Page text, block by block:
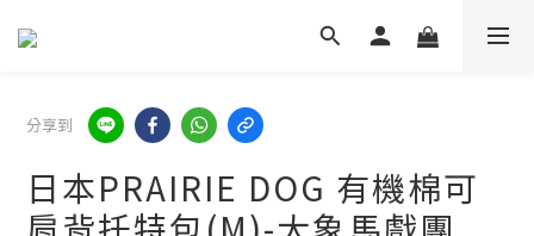
分享到
日本PRAIRIE DOG 有機棉可